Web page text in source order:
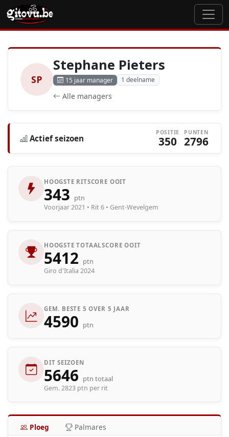
SP
Stephane Pieters
15 jaar manager 1 deelname
Alle managers
Actief seizoen
POSITIE
350
PUNTEN
2796
HOOGSTE RITSCORE OOIT
343 ptn
Voorjaar 2021 • Rit 6 • Gent-Wevelgem
HOOGSTE TOTAALSCORE OOIT
5412 ptn
Giro d'Italia 2024
GEM. BESTE 5 OVER 5 JAAR
4590 ptn
DIT SEIZOEN
5646 ptn totaal
Gem. 2823 ptn per rit
Ploeg Palmares